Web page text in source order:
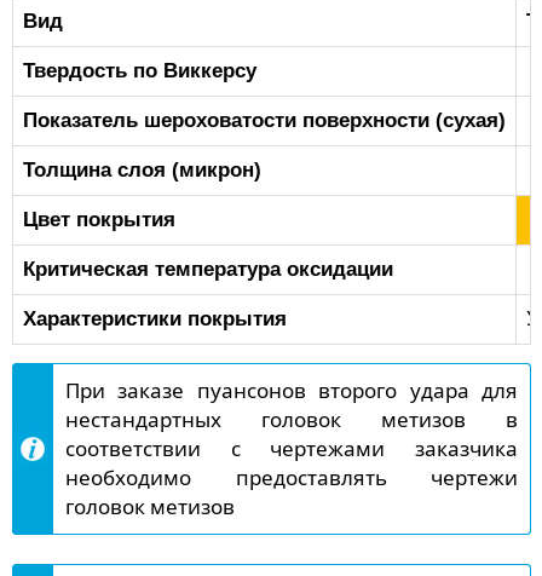
Вид
Твердость по Виккерсу
Показатель шероховатости поверхности (сухая)
Толщина слоя (микрон)
Цвет покрытия
Критическая температура оксидации
Характеристики покрытия
При заказе пуансонов второго удара для
нестандартных головок метизов в
соответствии с чертежами заказчика
необходимо предоставлять чертежи
головок метизов